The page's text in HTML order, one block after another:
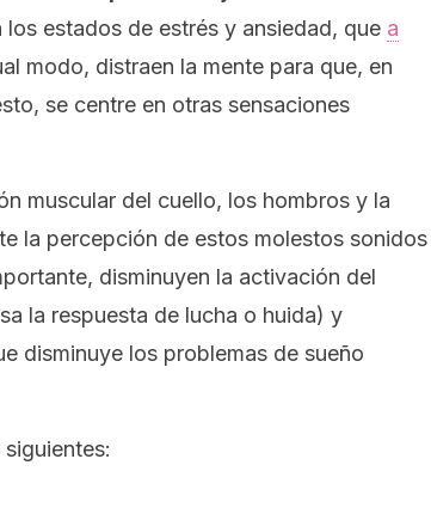
los estados de estrés y ansiedad, que a
modo, distraen la mente para que, en
se centre en otras sensaciones
muscular del cuello, los hombros y la
la percepción de estos molestos sonidos
disminuyen la activación del
la respuesta de lucha o huida) y
disminuye los problemas de sueño